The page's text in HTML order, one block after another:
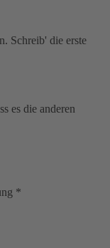
Schreib' die erste
es die anderen
*